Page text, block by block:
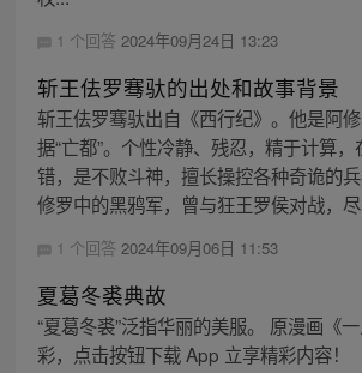
1 个回答 2024年09月24日 13:23
斩王佉罗骞驮的出处和故事背景
斩王佉罗骞驮出自《西行纪》。他是阿
据“亡都”。个性冷静、残忍，精于计算
错，是不败斗神，擅长操控各种奇诡的
修罗中的黑鸦军，曾与狂王罗侯对战，
1 个回答 2024年09月06日 11:53
夏葛冬裘典故
“夏葛冬裘”泛指华丽的美服。 原漫画《
彩，点击按钮下载 App 立享精彩内容！